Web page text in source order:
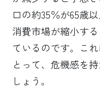
口の約35％が65歳
消費市場が縮小す
ているのです。こ
とって、危機感を
しょう。